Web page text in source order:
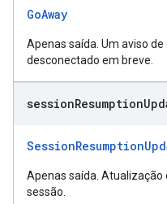
GoAway
Apenas saída. Um aviso
desconectado em breve.
sessionResumption
Apenas saída.
sessão.